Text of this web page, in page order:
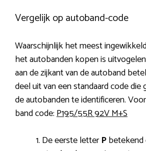
Vergelijk op autoband-code
Waarschijnlijk het meest
het autobanden kopen is
aan de zijkant van de autoband
deel uit van een standaard code
de autobanden te identificeren.
band code:P195/55R 92V M+S
De eerste letter P